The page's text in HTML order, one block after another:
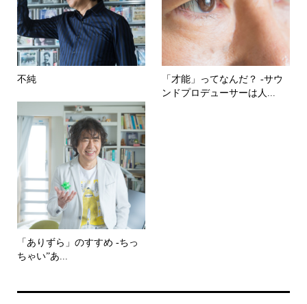
不純
「才能」ってなんだ？ -サウ
ンドプロデューサーは人...
「ありずら」のすすめ -ちっ
ちゃい”あ...